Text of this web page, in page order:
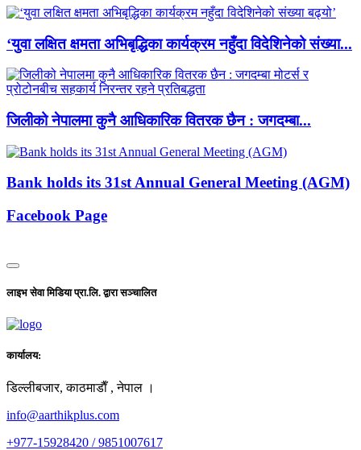
‘युवा लक्षित क्षमता अभिबृद्धिका कार्यक्रम नहुँदा विदेशिनेको संख्या...
जिलीको नेपालमा कुनै आधिकारिक वितरक छैन : जगदम्बा...
Bank holds its 31st Annual General Meeting (AGM)
Facebook Page
लाइभ सेवा मिडिया प्रा.लि. द्वारा सञ्चालित
कार्यालय:
डिल्लीबजार, काठमाडाैँ , नेपाल ।
info@aarthikplus.com
+977-15928420 / 9851007617